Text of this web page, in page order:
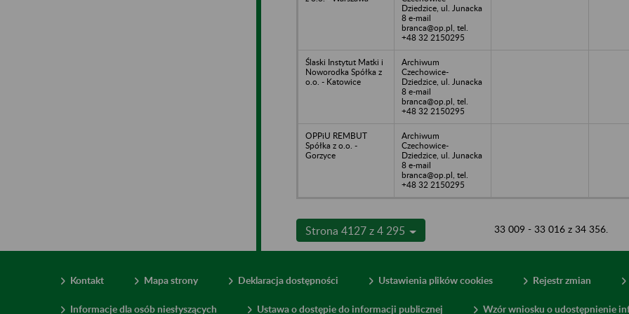
Dziedzice, ul. Junacka
8 e-mail
branca@op.pl, tel.
+48 32 2150295
Ślaski Instytut Matki i
Noworodka Spółka z
o.o. - Katowice
Archiwum
Czechowice-
Dziedzice, ul. Junacka
8 e-mail
branca@op.pl, tel.
+48 32 2150295
OPPiU REMBUT
Spółka z o.o. -
Gorzyce
Archiwum
Czechowice-
Dziedzice, ul. Junacka
8 e-mail
branca@op.pl, tel.
+48 32 2150295
Strona 4127 z 4 295 33 009 - 33 016 z 34 356.
Kontakt Mapa strony Deklaracja dostępności Ustawienia plików cookies Rejestr zmian
Informacje dla osób niesłyszących Ustawa o dostępie do informacji publicznej Wzór wniosku o udostępnienie